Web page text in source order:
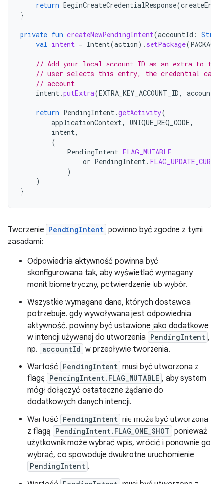
return BeginCreateCredentialResponse(
}
private fun createNewPendingIntent(accountId :
val intent = Intent(action). setPackage(
// Add your local account ID as an extra to
// user selects this entry, the credential can
// account
intent.putExtra(EXTRA_KEY_ACCOUNT_ID,
return PendingIntent.getActivity(
applicationContext, UNIQUE_REQ_CODE,
intent,
(
PendingIntent. FLAG_MUTABLE
or PendingIntent.
)
)
}
Tworzenie PendingIntent powinno być zgodne z tymi
zasadami:
Odpowiednia aktywność powinna być
skonfigurowana tak, aby wyświetlać wymagany
monit biometryczny, potwierdzenie lub wybór.
Wszystkie wymagane dane, których dostawca
potrzebuje, gdy wywoływana jest odpowiednia
aktywność, powinny być ustawione jako dodatkowe
w intencji używanej do utworzenia PendingIntent ,
np. accountId w przepływie tworzenia.
Wartość PendingIntent musi być utworzona z
flagą PendingIntent.FLAG_MUTABLE , aby system
mógł dołączyć ostateczne żądanie do
dodatkowych danych intencji.
Wartość PendingIntent nie może być utworzona
z flagą PendingIntent.FLAG_ONE_SHOT ponieważ
użytkownik może wybrać wpis, wrócić i ponownie go
wybrać, co spowoduje dwukrotne uruchomienie
PendingIntent .